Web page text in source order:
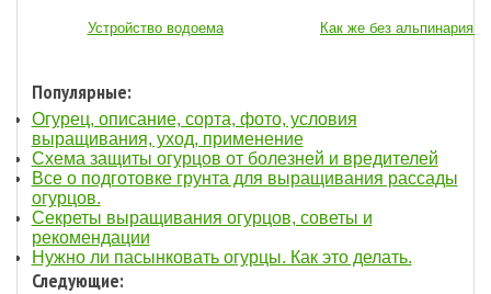
Устройство водоема Как же без альпинария...
Популярные:
Огурец, описание, сорта, фото, условия
выращивания, уход, применение
Схема защиты огурцов от болезней и вредителей
Все о подготовке грунта для выращивания рассады
огурцов.
Секреты выращивания огурцов, советы и
рекомендации
Нужно ли пасынковать огурцы. Как это делать.
Следующие: